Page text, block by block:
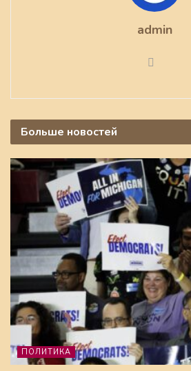
admin
Больше новостей
ПОЛИТИКА